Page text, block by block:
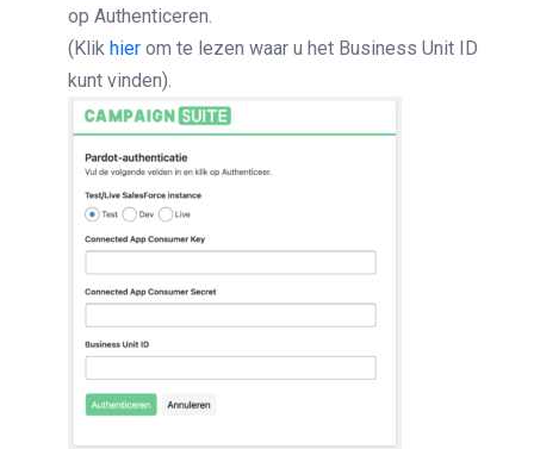
op Authenticeren.
(Klik hier om te lezen waar u het Business Unit ID
kunt vinden).